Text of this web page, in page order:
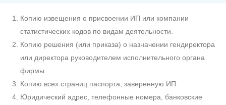
Копию извещения о присвоении ИП или компании
статистических кодов по видам деятельности.
Копию решения (или приказа) о назначении гендиректора
или директора руководителем исполнительного органа
фирмы.
Копию всех страниц паспорта, заверенную ИП.
Юридический адрес, телефонные номера, банковские